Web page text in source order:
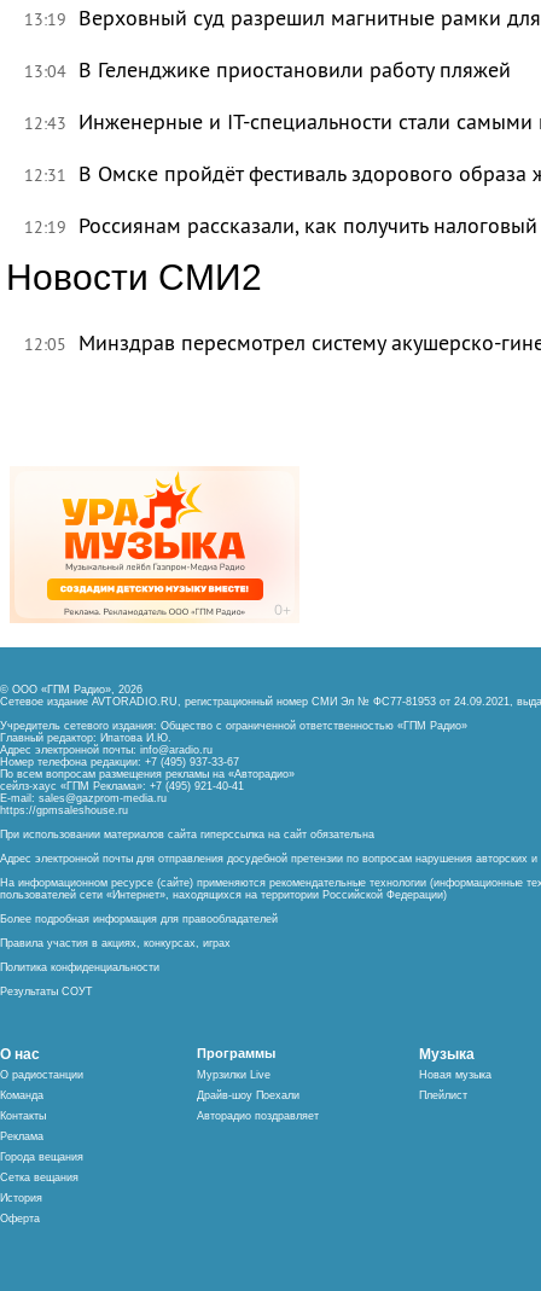
13:19 Верховный суд разрешил магнитные рамки
13:04 В Геленджике приостановили работу пляжей
12:43 Инженерные и IT-специальности стали
12:31 В Омске пройдёт фестиваль здорового
12:19 Россиянам рассказали, как получить
Новости СМИ2
12:05 Минздрав пересмотрел систему акушерско-
© ООО «ГПМ Радио», 2026
Сетевое издание AVTORADIO.RU, регистрационный номер СМИ Эл № ФС77-81953 от 24.09.2021,
Учредитель сетевого издания: Общество с ограниченной ответственностью «ГПМ Радио»
Главный редактор: Ипатова И.Ю.
Адрес электронной почты: info@aradio.ru
Номер телефона редакции: +7 (495) 937-33-67
По всем вопросам размещения рекламы на «Авторадио»
сейлз-хаус «ГПМ Реклама»: +7 (495) 921-40-41
E-mail: sales@gazprom-media.ru
https://gpmsaleshouse.ru
При использовании материалов сайта гиперссылка на сайт обязательна
Адрес электронной почты для отправления досудебной претензии по вопросам нарушения авторских
На информационном ресурсе (сайте) применяются рекомендательные технологии (информационные
пользователей сети «Интернет», находящихся на территории Российской Федерации)
Более подробная информация для правообладателей
Правила участия в акциях, конкурсах, играх
Политика конфиденциальности
Результаты СОУТ
О нас
О радиостанции
Команда
Контакты
Реклама
Города вещания
Сетка вещания
История
Оферта
Программы
Мурзилки Live
Драйв-шоу Поехали
Авторадио поздравляет
Музыка
Новая музыка
Плейлист